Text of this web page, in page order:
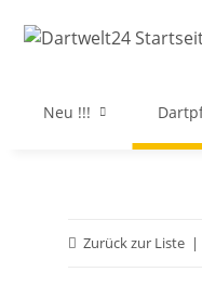
Neu !!!
Zurück zur Liste